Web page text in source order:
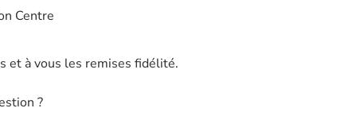
Centre
et à vous les remises fidélité.
?